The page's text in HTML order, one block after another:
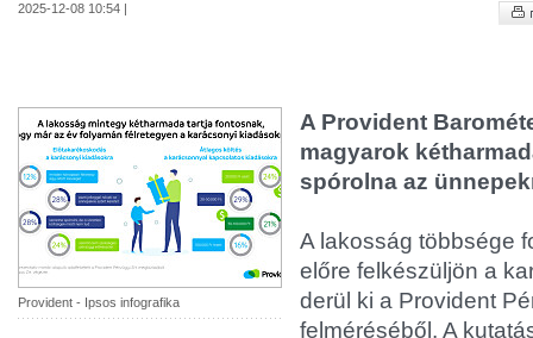
2025-12-08 10:54 |
Provident - Ipsos infografika
A Provident
magyarok
spórolna az
A lakosság többsége
előre felkészüljön a
derül ki a Provident
felméréséből. A